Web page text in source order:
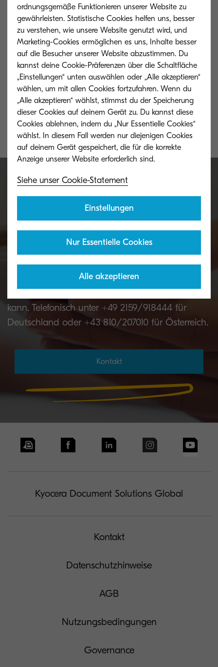
Global Download Center
Hier findest du alle Tools, Treiber und
Handbücher zu Produkten, die nicht mit
einer Erstinstallations-DVD ausgeliefert
werden.
Tonerrückgabe
Hilf der Natur,
Toner recyceln.
Benötigst du weitere
Unterstützung für dein
Produkt?
Kontaktiere uns, damit unser Team dich bei der
kann. Telefonisch unter +49 2159/918444 für
Deutschland oder +43 810/207010 für Österreich.
Kontakt
Kyocera Document Solutions Global
Kontakt
Datenschutzhinweise
AGB
Nutzungsbedingungen
Governance
ordnungsgemäße Funktionieren unserer Website zu
gewährleisten. Statistische Cookies helfen uns, besser
zu verstehen, wie unsere Website genutzt wird, und
Marketing-Cookies ermöglichen es uns, Inhalte besser
auf die Besucher unserer Website abzustimmen. Du
kannst deine Cookie-Präferenzen über die Schaltfläche
„Einstellungen“ unten auswählen oder „Alle akzeptieren“
wählen, um mit allen Cookies fortzufahren. Wenn du
„Alle akzeptieren“ wählst, stimmst du der Speicherung
dieser Cookies auf deinem Gerät zu. Du kannst diese
Cookies ablehnen, indem du „Nur Essentielle Cookies“
wählst. In diesem Fall werden nur diejenigen Cookies
auf deinem Gerät gespeichert, die für die korrekte
Siehe unser Cookie-Statement
Einstellungen
Nur Essentielle Cookies
Alle akzeptieren